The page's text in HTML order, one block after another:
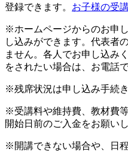
登録できます。 お子様の受
※ホームページからのお申
し込みができます。代表者
ません。各人でお申し込み
をされたい場合は、お電話
※残席状況は申し込み手続
※受講料や維持費、教材費
開始日前のご入金をお願いし
※開講できない場合や、日